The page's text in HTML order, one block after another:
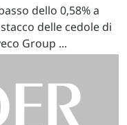
dello 0,58% a
delle cedole di
Group ...